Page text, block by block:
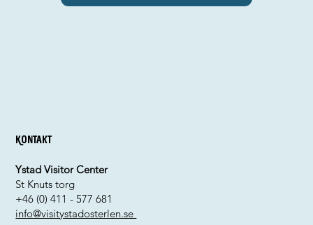
Kontakt
Ystad Visitor Center
St Knuts torg
+46 (0) 411 - 577 681
info@visitystadosterlen.se